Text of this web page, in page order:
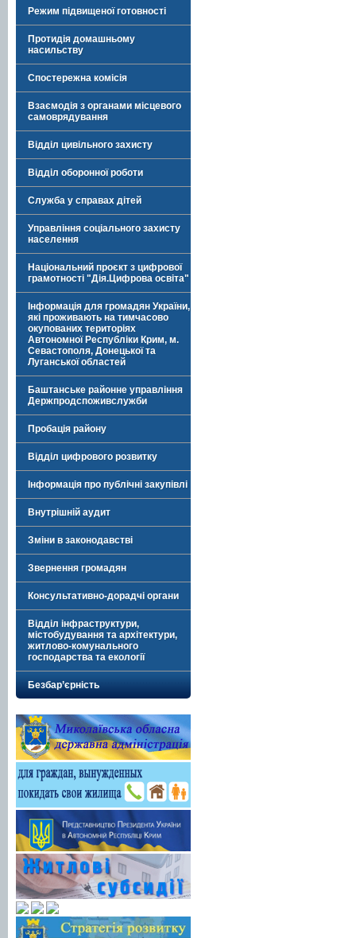
Режим підвищеної готовності
Протидія домашньому
насильству
Спостережна комісія
Взаємодія з органами місцевого
самоврядування
Відділ цивільного захисту
Відділ оборонної роботи
Служба у справах дітей
Управління соціального захисту
населення
Національний проєкт з цифрової
грамотності "Дія.Цифрова освіта"
Інформація для громадян України,
які проживають на тимчасово
окупованих територіях
Автономної Республіки Крим, м.
Севастополя, Донецької та
Луганської областей
Баштанське районне управління
Держпродспоживслужби
Пробація району
Відділ цифрового розвитку
Інформація про публічні закупівлі
Внутрішній аудит
Зміни в законодавстві
Звернення громадян
Консультативно-дорадчі органи
Відділ інфраструктури,
містобудування та архітектури,
житлово-комунального
господарства та екології
Безбар’єрність